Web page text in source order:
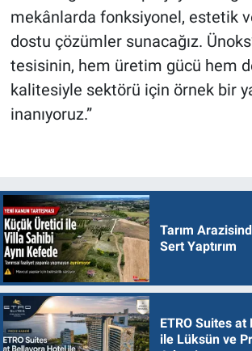
mekânlarda fonksiyonel, estetik
dostu çözümler sunacağız.
tesisinin, hem üretim gücü hem
kalitesiyle sektörü için örnek bir
inanıyoruz.”
Tarım
Sert Yaptırım
ETRO Suites at
ile Lüksün ve